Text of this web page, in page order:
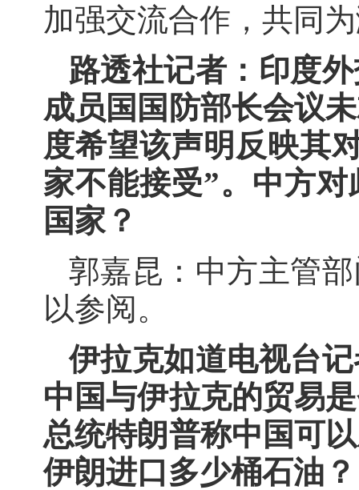
加强交流合作，共同
路透社记者：印度
成员国国防部长会议
度希望该声明反映其
家不能接受”。中方
国家？
郭嘉昆：中方主管
以参阅。
伊拉克如道电视台
中国与伊拉克的贸易
总统特朗普称中国可
伊朗进口多少桶石油？